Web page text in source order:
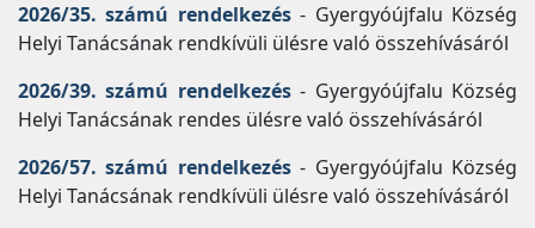
2026/35. számú rendelkezés- Gyergyóújfalu Község
Helyi Tanácsának rendkívüli ülésre való összehívásáról
2026/39. számú rendelkezés- Gyergyóújfalu Község
Helyi Tanácsának rendes ülésre való összehívásáról
2026/57. számú rendelkezés- Gyergyóújfalu Község
Helyi Tanácsának rendkívüli ülésre való összehívásáról